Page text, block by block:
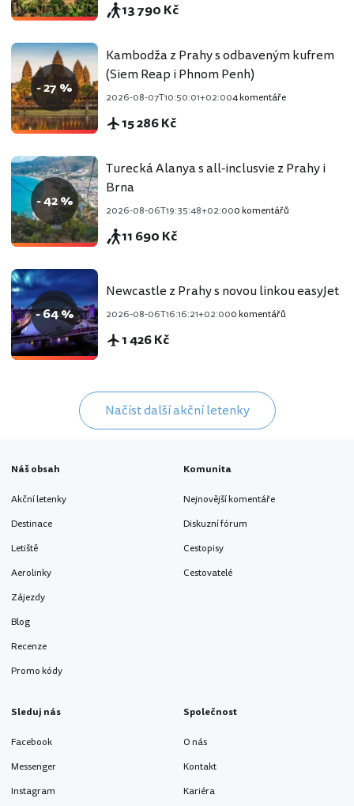
13 790 Kč
- 27 %
Kambodža z Prahy s odbaveným kufrem
(Siem Reap i Phnom Penh)
2026-08-07T10:50:01+02:004 komentáře
15 286 Kč
- 42 %
Turecká Alanya s all-inclusvie z Prahy i
Brna
2026-08-06T19:35:48+02:000 komentářů
11 690 Kč
- 64 %
Newcastle z Prahy s novou linkou easyJet
2026-08-06T16:16:21+02:000 komentářů
1 426 Kč
Načíst další akční letenky
Náš obsah
Akční letenky
Destinace
Letiště
Aerolinky
Zájezdy
Blog
Recenze
Promo kódy
Komunita
Nejnovější komentáře
Diskuzní fórum
Cestopisy
Cestovatelé
Sleduj nás
Facebook
Messenger
Instagram
Společnost
O nás
Kontakt
Kariéra